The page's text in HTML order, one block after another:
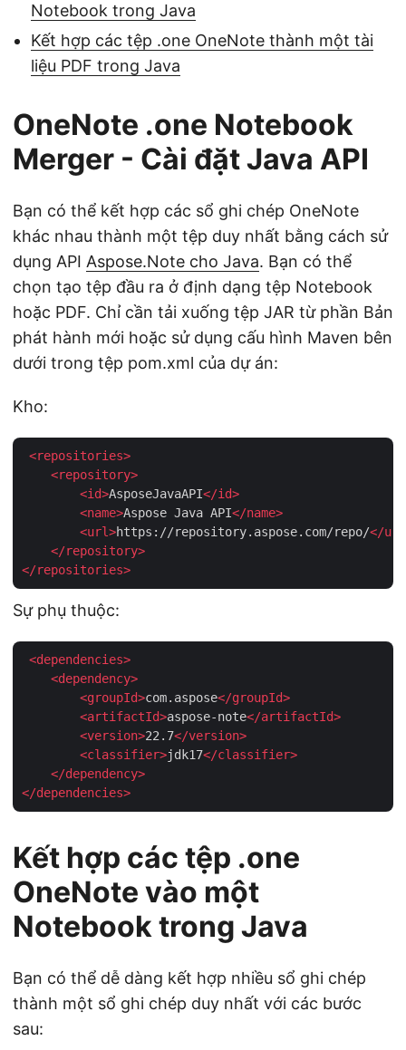
Notebook trong Java
Kết hợp các tệp .one OneNote thành một tài
liệu PDF trong Java
OneNote .one Notebook
Merger - Cài đặt Java API
Bạn có thể kết hợp các sổ ghi chép OneNote
khác nhau thành một tệp duy nhất bằng cách sử
dụng API Aspose.Note cho Java. Bạn có thể
chọn tạo tệp đầu ra ở định dạng tệp Notebook
hoặc PDF. Chỉ cần tải xuống tệp JAR từ phần Bản
phát hành mới hoặc sử dụng cấu hình Maven bên
dưới trong tệp pom.xml của dự án:
Kho:
<repositories>
<repository>
<id>AsposeJavaAPI</id>
<name>Aspose Java API</name>
<url>https://repository.aspose.com/repo/</url
</repository>
</repositories>
Sự phụ thuộc:
<dependencies>
<dependency>
<groupId>com.aspose</groupId>
<artifactId>aspose-note</artifactId>
<version>22.7</version>
<classifier>jdk17</classifier>
</dependency>
</dependencies>
Kết hợp các tệp .one
OneNote vào một
Notebook trong Java
Bạn có thể dễ dàng kết hợp nhiều sổ ghi chép
thành một sổ ghi chép duy nhất với các bước
sau: